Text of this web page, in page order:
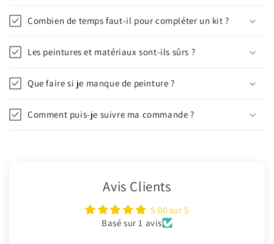
Combien de temps faut-il pour compléter un kit ?
Les peintures et matériaux sont-ils sûrs ?
Que faire si je manque de peinture ?
Comment puis-je suivre ma commande ?
Avis Clients
5.00 sur 5
Basé sur 1 avis